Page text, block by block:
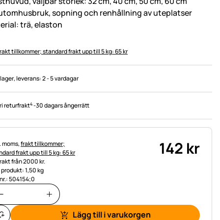
sopning och renhållning av uteplatser
trä, elaston
tillkommer; standard frakt upp till 5 kg: 65 kr
, leverans:2 - 5 vardagar
returfrakt4-30 dagars ångerrätt
moms,frakt tillkommer;
frakt upp till 5 kg: 65 kr
från 2000 kr.
1,50 kg
504154;0
142 kr
Lägg till i varukorgen